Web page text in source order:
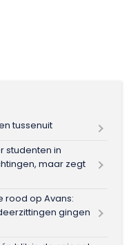
tussenuit
studenten in
maar zegt
rood op Avans:
gingen